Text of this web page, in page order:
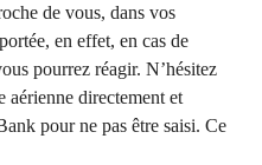
de vous, dans vos
en effet, en cas de
pourrez réagir. N’hésitez
aérienne directement et
pour ne pas être saisi. Ce